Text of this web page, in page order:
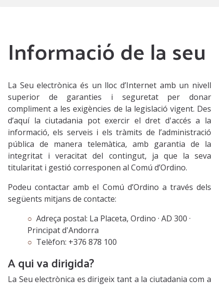
Informació de la seu
La Seu electrònica és un lloc d’Internet amb un nivell
superior de garanties i seguretat per donar
compliment a les exigències de la legislació vigent. Des
d’aquí la ciutadania pot exercir el dret d'accés a la
informació, els serveis i els tràmits de l’administració
pública de manera telemàtica, amb garantia de la
integritat i veracitat del contingut, ja que la seva
titularitat i gestió corresponen al Comú d’Ordino.
Podeu contactar amb el Comú d’Ordino a través dels
següents mitjans de contacte:
Adreça postal: La Placeta, Ordino · AD 300 ·
Principat d'Andorra
Telèfon: +376 878 100
A qui va dirigida?
La Seu electrònica es dirigeix tant a la ciutadania com a